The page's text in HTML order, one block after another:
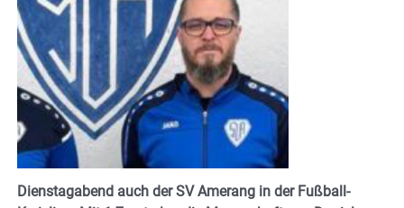
Dienstagabend auch der SV Amerang in der Fußball-